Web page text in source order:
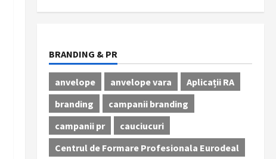
BRANDING & PR
anvelope anvelope vara
Aplicații RA
branding
campanii branding
campanii pr
cauciucuri
Centrul de Formare Profesionala Eurodeal